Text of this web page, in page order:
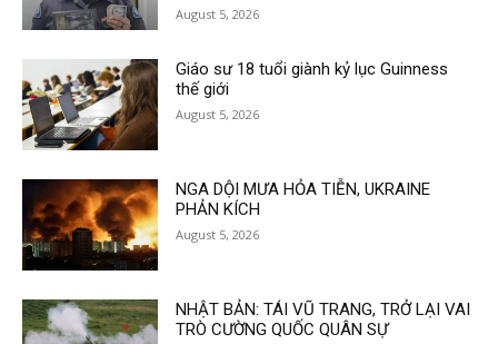
August 5, 2026
Giáo sư 18 tuổi giành kỷ lục Guinness
thế giới
August 5, 2026
NGA DỘI MƯA HỎA TIỄN, UKRAINE
PHẢN KÍCH
August 5, 2026
NHẬT BẢN: TÁI VŨ TRANG, TRỞ LẠI VAI
TRÒ CƯỜNG QUỐC QUÂN SỰ